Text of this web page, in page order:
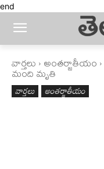
end
వార్తలు అంతర్జాతీయం
మంది మృతి
వార్తలు అంతర్జాతీయం